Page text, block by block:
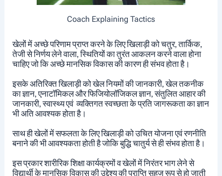
Coach Explaining Tactics
खेलों में अच्छे परिणाम प्राप्त करने के लिए खिलाड़ी को चतुर, तार्किक,
तेजी से निर्णय लेने वाला, स्थितियों का तुरंत आकलन करने वाला होना
चाहिए जो कि अच्छे मानसिक विकास की कारण ही संभव होता है।
इसके अतिरिक्त खिलाड़ी को खेल नियमों की जानकारी, खेल तकनीक
का ज्ञान, एनाटॉमिकल और फिजियोलॉजिकल ज्ञान, संतुलित आहार की
जानकारी, स्वास्थ्य एवं व्यक्तिगत स्वच्छता के प्रति जागरूकता का ज्ञान
भी अति आवश्यक होता है।
साथ ही खेलों में सफलता के लिए खिलाड़ी को उचित योजना एवं रणनीति
बनाने की भी आवश्यकता होती है जोकि बुद्धि चातुर्य से ही संभव होता है।
इस प्रकार शारीरिक शिक्षा कार्यक्रमों व खेलों में निरंतर भाग लेने से
विद्यार्थी के मानसिक विकास की उद्देश्य की प्राप्ति सहज रूप से हो जाती